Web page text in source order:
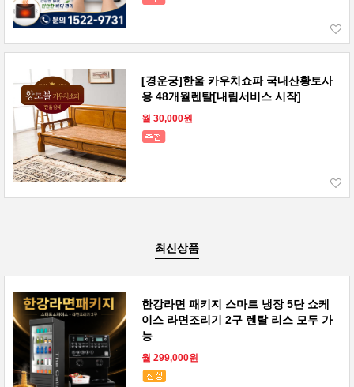
[경운궁]한울 카우치쇼파 국내산황토사
용 48개월렌탈[내림서비스 시작]
월 30,000원
최신상품
한강라면 패키지 스마트 냉장 5단 쇼케
이스 라면조리기 2구 렌탈 리스 모두 가
능
월 299,000원